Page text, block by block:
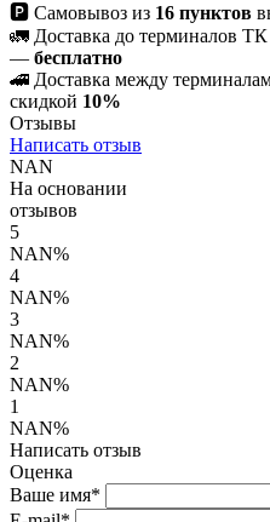
🅿 Самовывоз из 16 пунктов
🚛 Доставка до терминалов
— бесплатно
🚄 Доставка между
скидкой 10%
Отзывы
Написать отзыв
NAN
На основании
отзывов
5
NAN%
4
NAN%
3
NAN%
2
NAN%
1
NAN%
Написать отзыв
Оценка
Ваше имя*